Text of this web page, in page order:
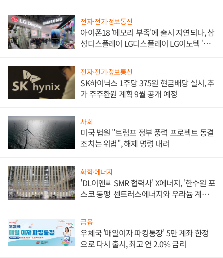
전자·전기·정보통신
아이폰18 '메모리 부족'에 출시 지연되나, 삼
성디스플레이 LG디스플레이 LG이노텍 '탈
전자·전기·정보통신
SK하이닉스 1주당 375원 현금배당 실시, 추
가 주주환원 계획 9월 공개 예정
사회
미국 법원 "트럼프 정부 풍력 프로젝트 동결
조치는 위법", 해제 명령 내려
화학·에너지
'DL이앤씨 SMR 협력사' X에너지, '한수원 포
스코 동맹' 센트러스에너지와 우라늄 계약
금융
우체국 '매일이자 파킹통장' 5만 계좌 한정
으로 다시 출시, 최고 연 2.0% 금리